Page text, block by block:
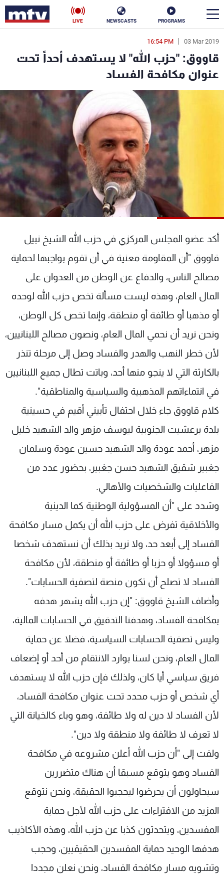
PROGRAMS
NEWSCASTS
LIVE
03 Mar 2019
16:54 PM
قاووق: "حزب الله" لا يستهدف أحداً تحت
عنوان مكافحة الفساد
أكد عضو المجلس المركزي في حزب الله الشيخ نبيل
قاووق "أن المقاومة معنية في أن تقوم بواجبها لحماية
مصالح الناس، والدفاع عن الوطن من العدوان على
المال العام، وهذه ليست مسألة تخص حزب الله لوحده
أو مذهبا أو طائفة أو منطقة، وإنما تخص كل الوطن،
ونحن نريد أن نحمي المال العام، ونصون مصالح اللبنانيين،
لأن خطر النهب والهدر والفساد وصل إلى مرحلة تنذر
بالكارثة التي لا ينجو منها أحد، وباتت تطال جميع اللبنانيين
في انتماءاتهم المذهبية والسياسية والمناطقية".
كلام قاووق جاء خلال احتفال تأبيني أقيم في حسينية
بلدة برعشيت الجنوبية ليوسف مزهر والد الشهيد خليل
مزهر، أحمد عودة والد الشهيد حسين عودة وسلمان
جغبير شقيق الشهيد حسن جغبير، بحضور عدد من
الفاعليات والشخصيات والأهالي.
وشدد على "أن المسؤولية الوطنية كما الدينية
والأخلاقية تفرض على حزب الله أن يكمل مسار مكافحة
الفساد إلى أبعد حد، ولا نريد بذلك أن نستهدف شخصا
أو مسؤولا أو حزبا أو طائفة أو منطقة، لأن مكافحة
الفساد لا تصلح أن تكون منصة لتصفية الحسابات".
وأضاف الشيخ قاووق: "إن حزب الله يشهر هدفه
بمكافحة الفساد، وهدفنا التدقيق في الحسابات المالية،
وليس تصفية الحسابات السياسية، فضلا عن حماية
المال العام، ونحن لسنا بوارد الانتقام من أحد أو إضعاف
فريق سياسي أيا كان، ولذلك فإن حزب الله لا يستهدف
أي شخص أو حزب محدد تحت عنوان مكافحة الفساد،
لأن الفساد لا دين له ولا طائفة، وهو وباء كالخيانة التي
لا تعرف لا طائفة ولا منطقة ولا دين".
ولفت إلى "أن حزب الله أعلن مشروعه في مكافحة
الفساد وهو يتوقع مسبقا أن هناك متضررين
سيحاولون أن يحرضوا ليحجبوا الحقيقة، ونحن نتوقع
المزيد من الافتراءات على حزب الله لأجل حماية
المفسدين، ويتحدثون كذبا عن حزب الله، وهذه الأكاذيب
هدفها الوحيد حماية المفسدين الحقيقيين، وحجب
وتشويه مسار مكافحة الفساد، ونحن نعلن مجددا
en
الأخبار
سياسة ناس
فن
رياضة
كأس العالم
جدول البرامج
شاهد البرامج
الترددات
عن MTV
الإنـتـاج
لاعلاناتكم
وظائف
تواصل معنا
شروط الإسـتخدام
سياسة الخصوصية